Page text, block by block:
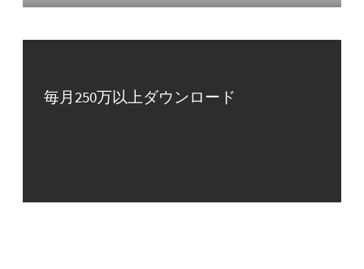
毎月250万以上ダウンロード